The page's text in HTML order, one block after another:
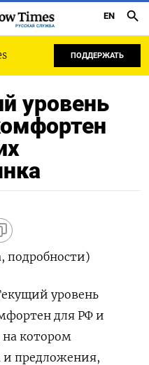
РУССКАЯ СЛУЖБА
EN
ПОДДЕРЖАТЬ
уровень
подробности)
уровень
для РФ и
на котором
и предложения,